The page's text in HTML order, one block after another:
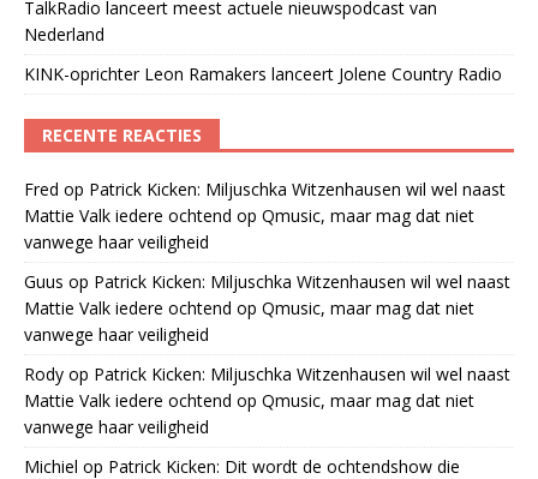
TalkRadio lanceert meest actuele nieuwspodcast van
Nederland
KINK-oprichter Leon Ramakers lanceert Jolene Country Radio
RECENTE REACTIES
Fred op Patrick Kicken: Miljuschka Witzenhausen wil wel naast
Mattie Valk iedere ochtend op Qmusic, maar mag dat niet
vanwege haar veiligheid
Guus op Patrick Kicken: Miljuschka Witzenhausen wil wel naast
Mattie Valk iedere ochtend op Qmusic, maar mag dat niet
vanwege haar veiligheid
Rody op Patrick Kicken: Miljuschka Witzenhausen wil wel naast
Mattie Valk iedere ochtend op Qmusic, maar mag dat niet
vanwege haar veiligheid
Michiel op Patrick Kicken: Dit wordt de ochtendshow die